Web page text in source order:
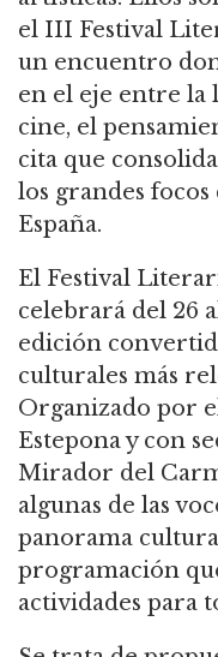
el III Festival
un encuentro
en el eje entre la
cine, el
cita que
los grandes
España.
El Festival
celebrará del 26
edición
culturales más
Organizado por
Estepona y con
Mirador del
algunas de las
panorama
programación
actividades para